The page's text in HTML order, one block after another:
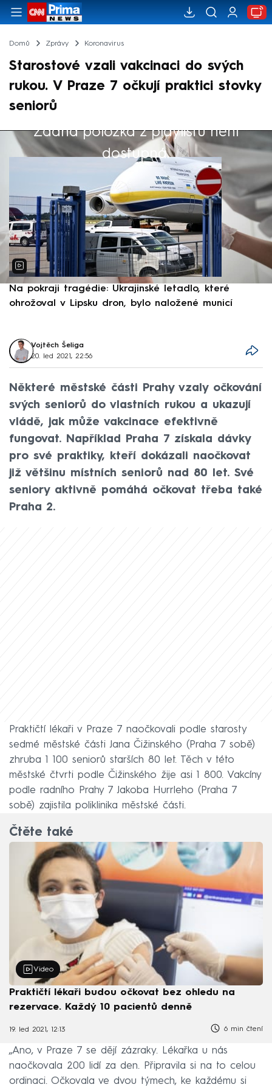
Domů Zprávy Koronavirus
Starostové vzali vakcinaci do svých
rukou. V Praze 7 očkují praktici stovky
seniorů
Žádná položka z playlistu není
dostupná.
Výběr redakce
Na pokraji tragédie: Ukrajinské letadlo, které
ohrožoval v Lipsku dron, bylo naložené municí
Vojtěch Šeliga
20. led 2021, 22:56
Některé městské části Prahy vzaly očkování
svých seniorů do vlastních rukou a ukazují
vládě, jak může vakcinace efektivně
fungovat. Například Praha 7 získala dávky
pro své praktiky, kteří dokázali naočkovat
již většinu místních seniorů nad 80 let. Své
seniory aktivně pomáhá očkovat třeba také
Praha 2.
Praktičtí lékaři v Praze 7 naočkovali podle starosty
sedmé městské části Jana Čižinského (Praha 7 sobě)
zhruba 1 100 seniorů starších 80 let. Těch v této
městské čtvrti podle Čižinského žije asi 1 800. Vakcíny
podle radního Prahy 7 Jakoba Hurrleho (Praha 7
sobě) zajistila poliklinika městské části.
Čtěte také
Video
Praktičtí lékaři budou očkovat bez ohledu na
rezervace. Každý 10 pacientů denně
19. led 2021, 12:13 6 min čtení
„Ano, v Praze 7 se dějí zázraky. Lékařka u nás
naočkovala 200 lidí za den. Připravila si na to celou
ordinaci. Očkovala ve dvou týmech, ke každému si